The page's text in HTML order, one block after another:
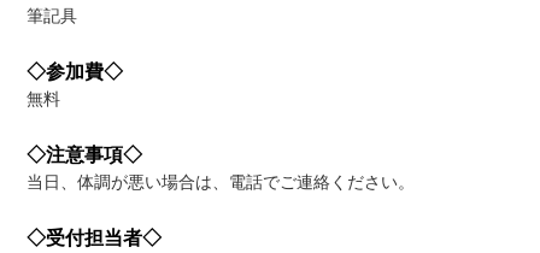
筆記具
◇参加費◇
無料
◇注意事項◇
当日、体調が悪い場合は、電話でご連絡ください。
◇受付担当者◇